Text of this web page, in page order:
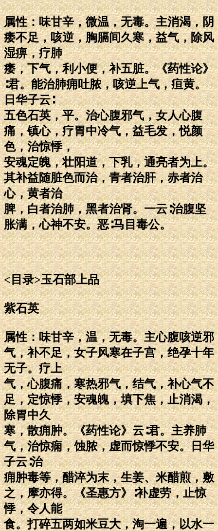
属性：味甘辛，微温，无毒。主消渴，阴
痿不足，咳逆，胸膈间久寒，益气，除风
湿痹，疗肺
痿，下气，利小便，补五脏。《药性论》
∶君。能治肺痈吐脓，咳逆上气，疸黄。
日华子云∶
五色石英，平。治心腹邪气，女人心腹
痛，镇心，疗胃中冷气，益毛发，悦颜
色，治惊悸，
安魂定魄，壮阳道，下乳，通亮者为上。
其补益随脏色而治，青者治肝，赤者治
心，黄者治
脾，白者治肺，黑者治肾。一云∶治腹坚
胀满，心神不安。恶∶马目毒公。
<目录>玉石部上品
紫石英
属性：味甘辛，温，无毒。主心腹咳逆邪
气，补不足，女子风寒在子宫，绝孕十年
无子。疗上
气，心腹痛，寒热邪气，结气，补心气不
足，定惊悸，安魂魄，填下焦，止消渴，
除胃中久
寒，散痈肿。《药性论》云∶君。主养肺
气，治惊痫，蚀脓，虚而惊悸不安。日华
子云∶治
痈肿毒等，醋淬为末，生姜、米醋煎，敷
之，摩亦得。《圣惠方》∶补虚劳，止惊
悸，令人能
食。打碎五两如米豆大，淘一遍，以水一